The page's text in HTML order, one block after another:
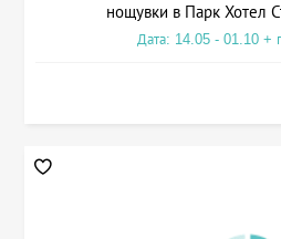
нощувки в Парк Хотел
Дата: 14.05 - 01.10 +